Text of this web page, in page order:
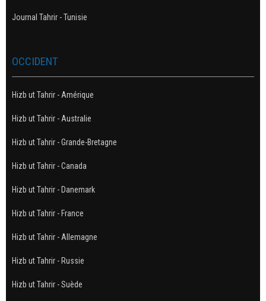
Journal Tahrir - Tunisie
OCCIDENT
Hizb ut Tahrir - Amérique
Hizb ut Tahrir - Australie
Hizb ut Tahrir - Grande-Bretagne
Hizb ut Tahrir - Canada
Hizb ut Tahrir - Danemark
Hizb ut Tahrir - France
Hizb ut Tahrir - Allemagne
Hizb ut Tahrir - Russie
Hizb ut Tahrir - Suède